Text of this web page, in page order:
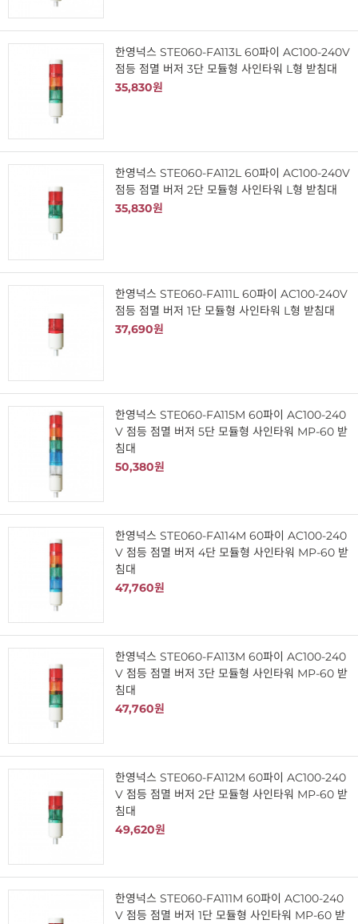
한영넉스 STE060-FA113L 60파이 AC100-240V
점등 점멸 버저 3단 모듈형 사인타워 L형 받침대
35,830원
한영넉스 STE060-FA112L 60파이 AC100-240V
점등 점멸 버저 2단 모듈형 사인타워 L형 받침대
35,830원
한영넉스 STE060-FA111L 60파이 AC100-240V
점등 점멸 버저 1단 모듈형 사인타워 L형 받침대
37,690원
한영넉스 STE060-FA115M 60파이 AC100-240
V 점등 점멸 버저 5단 모듈형 사인타워 MP-60 받
침대
50,380원
한영넉스 STE060-FA114M 60파이 AC100-240
V 점등 점멸 버저 4단 모듈형 사인타워 MP-60 받
침대
47,760원
한영넉스 STE060-FA113M 60파이 AC100-240
V 점등 점멸 버저 3단 모듈형 사인타워 MP-60 받
침대
47,760원
한영넉스 STE060-FA112M 60파이 AC100-240
V 점등 점멸 버저 2단 모듈형 사인타워 MP-60 받
침대
49,620원
한영넉스 STE060-FA111M 60파이 AC100-240
V 점등 점멸 버저 1단 모듈형 사인타워 MP-60 받